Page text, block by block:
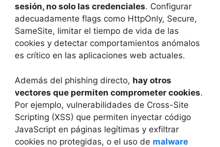
sesión, no solo las credenciales. Configurar
adecuadamente flags como HttpOnly, Secure,
SameSite, limitar el tiempo de vida de las
cookies y detectar comportamientos anómalos
es crítico en las aplicaciones web actuales.
Además del phishing directo, hay otros
vectores que permiten comprometer cookies.
Por ejemplo, vulnerabilidades de Cross-Site
Scripting (XSS) que permiten inyectar código
JavaScript en páginas legítimas y exfiltrar
cookies no protegidas, o el uso de malware